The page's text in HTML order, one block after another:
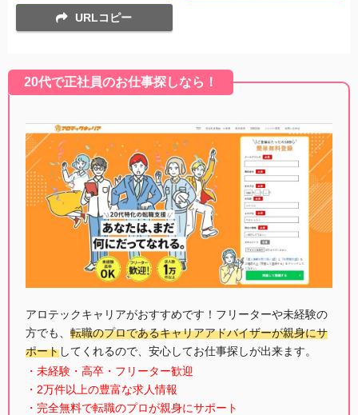
URLコピー
20代で正社員のお仕事探しなら！
アロテックキャリアがおすすめです！フリーターや未経験の
方でも、 転職のプロであるキャリアアドバイザーが親身にサ
ポートしてくれるので、安心してお仕事探しが出来ます。
・未経験・高卒・フリーター歓迎
・2万件以上の豊富な求人情報
・完全無料で転職のプロが親身にサポート